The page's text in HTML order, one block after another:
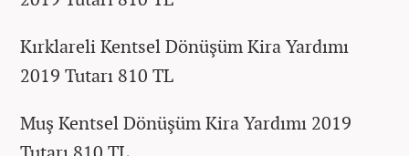
Kırklareli Kentsel Dönüşüm Kira Yardımı
2019 Tutarı 810 TL
Muş Kentsel Dönüşüm Kira Yardımı 2019